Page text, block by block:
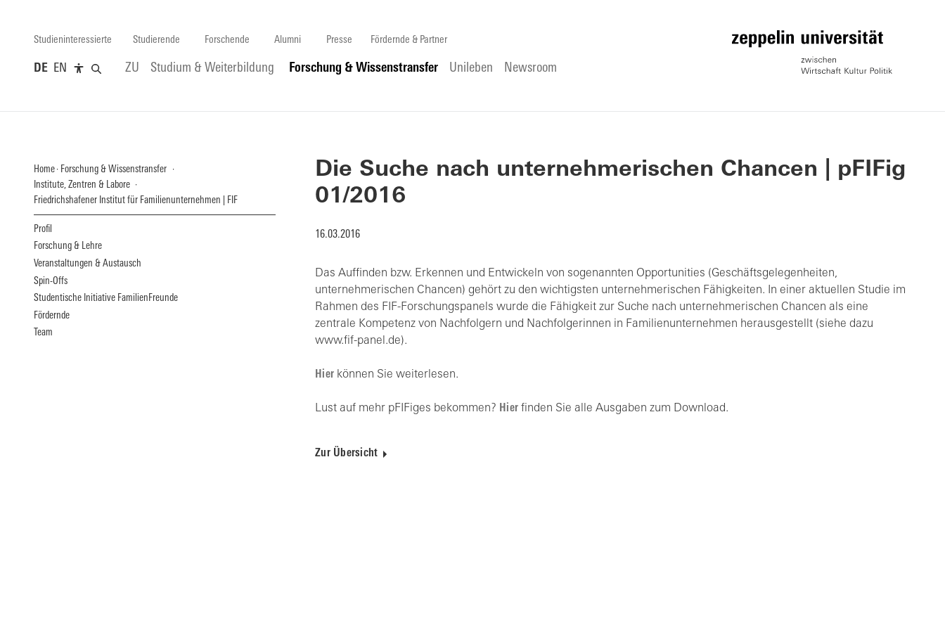
Studieninteressierte Studierende Forschende Alumni Presse Fördernde & Partner
DE EN ZU Studium & Weiterbildung Forschung & Wissenstransfer Unileben Newsroom
Home Forschung & Wissenstransfer
Institute, Zentren & Labore
Friedrichshafener Institut für Familienunternehmen | FIF
Profil
Forschung & Lehre
Veranstaltungen & Austausch
Spin-Offs
Studentische Initiative FamilienFreunde
Fördernde
Team
Die Suche nach unternehmerischen Chancen | pFIFig
01/2016
16.03.2016
Das Auffinden bzw. Erkennen und Entwickeln von sogenannten Opportunities (Geschäftsgelegenheiten,
unternehmerischen Chancen) gehört zu den wichtigsten unternehmerischen Fähigkeiten. In einer aktuellen Studie im
Rahmen des FIF-Forschungspanels wurde die Fähigkeit zur Suche nach unternehmerischen Chancen als eine
zentrale Kompetenz von Nachfolgern und Nachfolgerinnen in Familienunternehmen herausgestellt (siehe dazu
www.fif-panel.de).
Hier können Sie weiterlesen.
Lust auf mehr pFIFiges bekommen? Hierfinden Sie alle Ausgaben zum Download.
Zur Übersicht